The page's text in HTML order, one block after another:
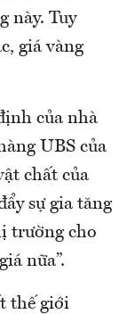
này. Tuy
giá vàng
của nhà
UBS của
chất của
sự gia tăng
trường cho
nữa”.
thế giới